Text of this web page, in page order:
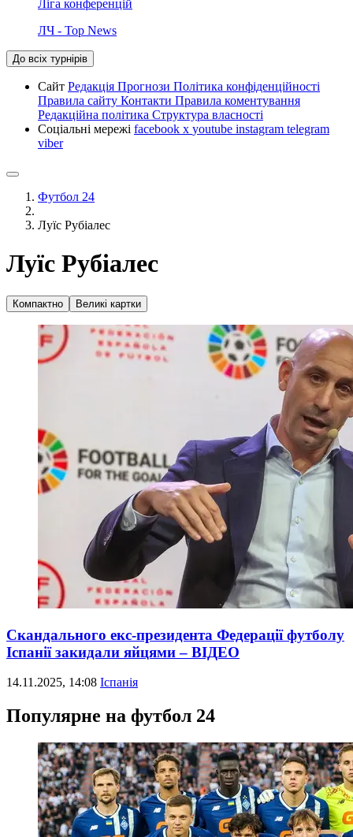
Ліга конференцій
ЛЧ - Top News
До всіх турнірів
Сайт Редакція Прогнози Політика конфіденційності
Правила сайту Контакти Правила коментування
Редакційна політика Структура власності
Соціальні мережі facebook x youtube instagram telegram
viber
Футбол 24
Луїс Рубіалес
Луїс Рубіалес
Компактно Великі картки
Скандального екс-президента Федерації футболу
Іспанії закидали яйцями – ВІДЕО
14.11.2025, 14:08 Іспанія
Популярне на футбол 24